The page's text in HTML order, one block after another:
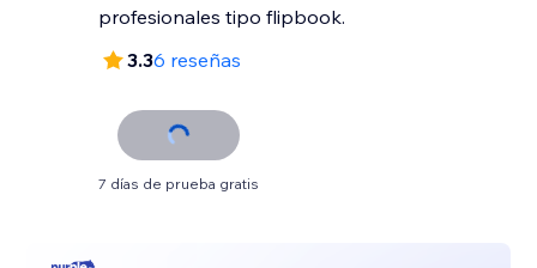
profesionales tipo flipbook.
3.36 reseñas
7 días de prueba gratis